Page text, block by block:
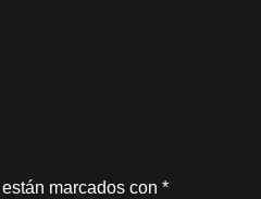
marcados con *